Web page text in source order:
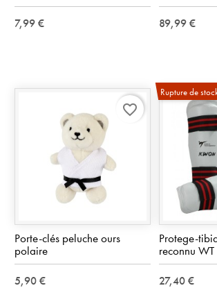
7,99 € 89,99 €
Porte-clés peluche ours
polaire
5,90 €
favorite_border
Rupture de
Protege-
reconnu WT
27,40 €